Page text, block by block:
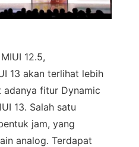
12.5,
13 akan terlihat lebih
adanya fitur Dynamic
13. Salah satu
jam, yang
analog. Terdapat